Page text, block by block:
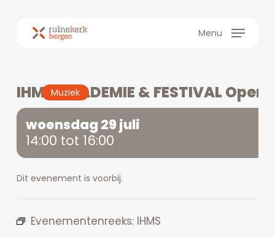
Menu
Muziek
IHMS ACADEMIE & FESTIVAL
woensdag 29 juli
14:00 tot 16:00
Dit evenement is voorbij.
Evenementenreeks: IHMS